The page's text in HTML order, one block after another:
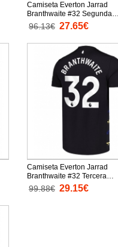
Camiseta Everton Jarrad
Branthwaite #32 Segunda
Equipación Replica 2025-
niños mangas cortas (+
96.13€ 27.65€
Camiseta Everton Jarrad
Branthwaite #32 Tercera
Equipación Replica 2025-26
mangas cortas
99.88€ 29.15€